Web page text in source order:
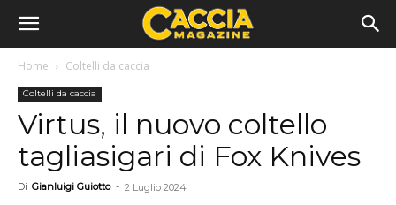
Home Coltelli da caccia
Coltelli da caccia
Virtus, il nuovo coltello
tagliasigari di Fox Knives
Di Gianluigi Guiotto - 2 Luglio 2024